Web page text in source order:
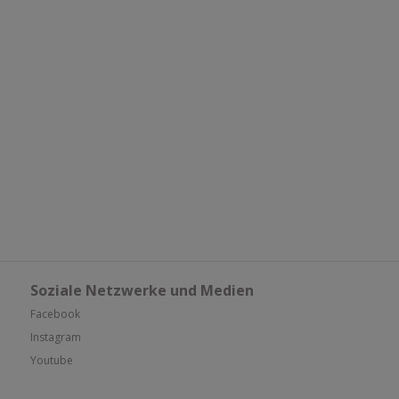
Soziale Netzwerke und Medien
Facebook
Instagram
Youtube